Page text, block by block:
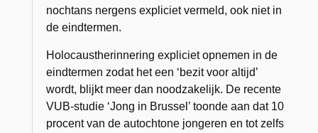
nochtans nergens expliciet vermeld, ook niet in
de eindtermen.
Holocaustherinnering expliciet opnemen in de
eindtermen zodat het een ‘bezit voor altijd’
wordt, blijkt meer dan noodzakelijk. De recente
VUB-studie ‘Jong in Brussel’ toonde aan dat 10
procent van de autochtone jongeren en tot zelfs